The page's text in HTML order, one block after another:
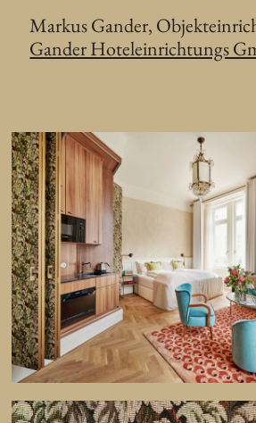
Markus Gander,
Gander Hoteleinrichtungs